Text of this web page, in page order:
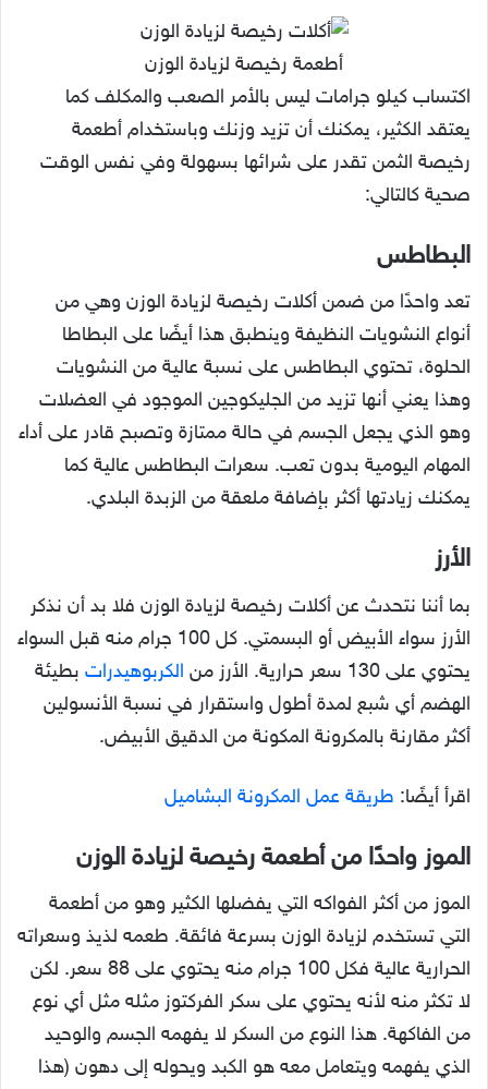
أطعمة رخيصة لزيادة الوزن
اكتساب كيلو جرامات ليس بالأمر الصعب والمكلف كما
يعتقد الكثير، يمكنك أن تزيد وزنك وباستخدام أطعمة
رخيصة الثمن تقدر على شرائها بسهولة وفي نفس الوقت
صحية كالتالي:
البطاطس
تعد واحدًا من ضمن أكلات رخيصة لزيادة الوزن وهي من
أنواع النشويات النظيفة وينطبق هذا أيضًا على البطاطا
الحلوة، تحتوي البطاطس على نسبة عالية من النشويات
وهذا يعني أنها تزيد من الجليكوجين الموجود في العضلات
وهو الذي يجعل الجسم في حالة ممتازة وتصبح قادر على أداء
المهام اليومية بدون تعب. سعرات البطاطس عالية كما
يمكنك زيادتها أكثر بإضافة ملعقة من الزبدة البلدي.
الأرز
بما أننا نتحدث عن أكلات رخيصة لزيادة الوزن فلا بد أن نذكر
الأرز سواء الأبيض أو البسمتي. كل 100 جرام منه قبل السواء
يحتوي على 130 سعر حرارية. الأرز من
الكربوهيدرات بطيئة
الهضم أي شبع لمدة أطول واستقرار في نسبة الأنسولين
أكثر مقارنة بالمكرونة المكونة من الدقيق الأبيض.
اقرأ أيضًا: طريقة عمل المكرونة البشاميل
الموز واحدًا من أطعمة رخيصة لزيادة الوزن
الموز من أكثر الفواكه التي يفضلها الكثير وهو من أطعمة
التي تستخدم لزيادة الوزن بسرعة فائقة. طعمه لذيذ وسعراته
الحرارية عالية فكل 100 جرام منه يحتوي على 88 سعر. لكن
لا تكثر منه لأنه يحتوي على سكر الفركتوز مثله مثل أي نوع
من الفاكهة. هذا النوع من السكر لا يفهمه الجسم والوحيد
الذي يفهمه ويتعامل معه هو الكبد ويحوله إلى دهون (هذا